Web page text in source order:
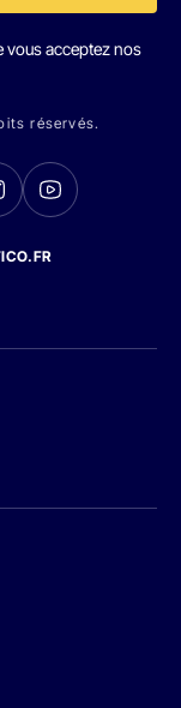
vous acceptez nos
réservés.